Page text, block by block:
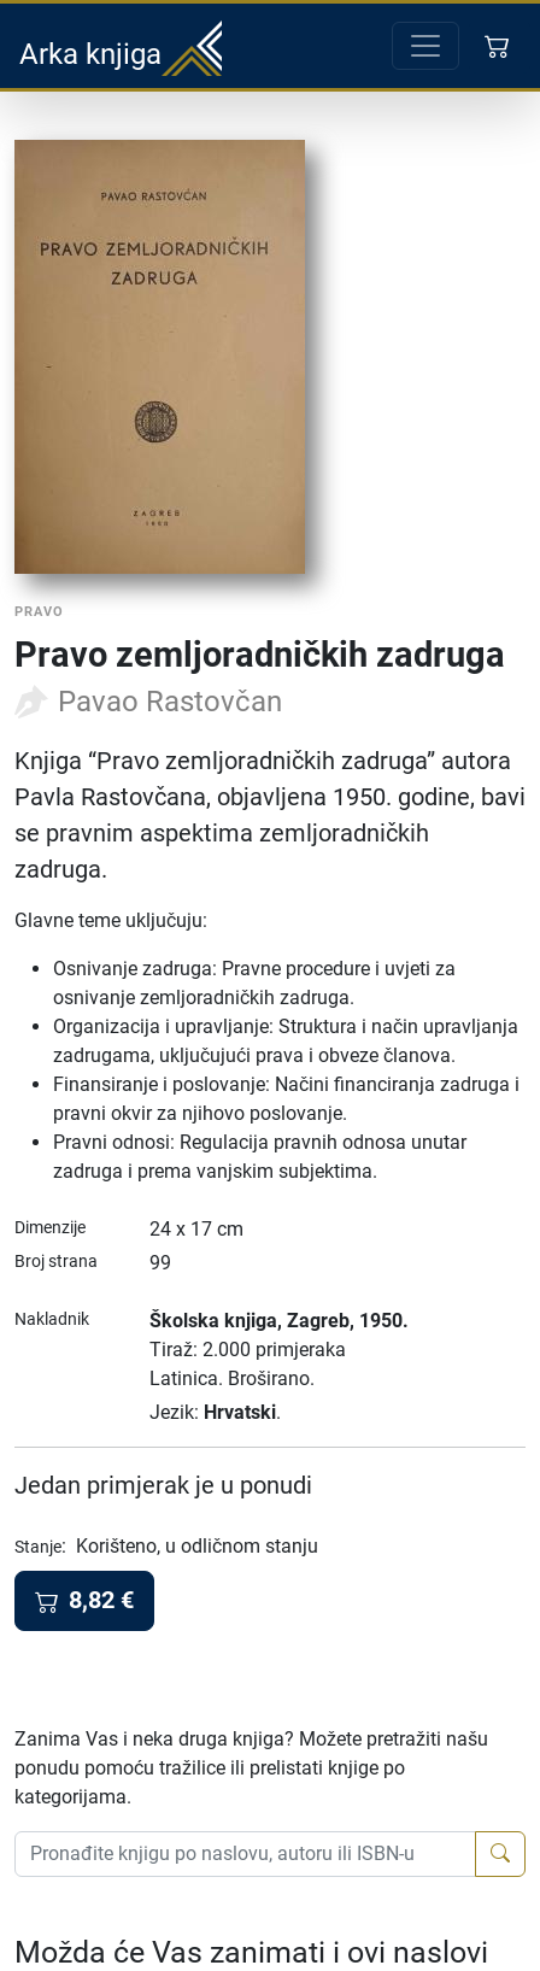
Arka knjiga
PRAVO
Pravo zemljoradničkih zadruga
Pavao Rastovčan
Knjiga “Pravo zemljoradničkih zadruga” autora
Pavla Rastovčana, objavljena 1950. godine, bavi
se pravnim aspektima zemljoradničkih
zadruga.
Glavne teme uključuju:
Osnivanje zadruga: Pravne procedure i uvjeti za
osnivanje zemljoradničkih zadruga.
Organizacija i upravljanje: Struktura i način upravljanja
zadrugama, uključujući prava i obveze članova.
Finansiranje i poslovanje: Načini financiranja zadruga i
pravni okvir za njihovo poslovanje.
Pravni odnosi: Regulacija pravnih odnosa unutar
zadruga i prema vanjskim subjektima.
Dimenzije 24 x 17 cm
Broj strana 99
Nakladnik Školska knjiga, Zagreb, 1950.
Tiraž: 2.000 primjeraka
Latinica. Broširano.
Jezik: Hrvatski.
Jedan primjerak je u ponudi
Stanje: Korišteno, u odličnom stanju
8,82 €
Zanima Vas i neka druga knjiga? Možete pretražiti našu
ponudu pomoću tražilice ili prelistati knjige po
kategorijama.
Možda će Vas zanimati i ovi naslovi